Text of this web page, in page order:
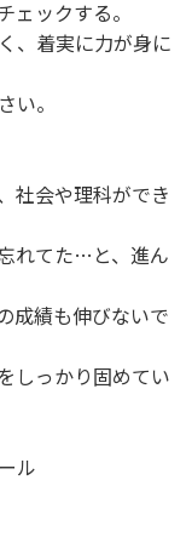
ェックする。
、着実に力が身に
い。
社会や理科ができ
れてた…と、進ん
成績も伸びないで
しっかり固めてい
ル